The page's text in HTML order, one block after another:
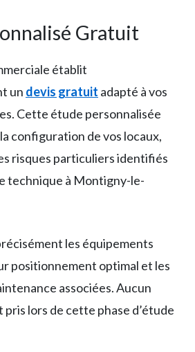
Gratuit
établit
un devis gratuit adapté à vos
Cette étude personnalisée
configuration de vos locaux,
risques particuliers identifiés
technique à Montigny-le-
les équipements
positionnement optimal et les
associées. Aucun
pris lors de cette phase d’étude